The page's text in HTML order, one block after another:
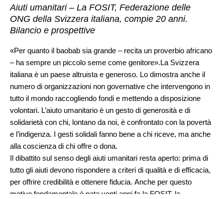
Aiuti umanitari – La FOSIT, Federazione delle
ONG della Svizzera italiana, compie 20 anni.
Bilancio e prospettive
«Per quanto il baobab sia grande – recita un proverbio africano
– ha sempre un piccolo seme come genitore».La Svizzera
italiana è un paese altruista e generoso. Lo dimostra anche il
numero di organizzazioni non governative che intervengono in
tutto il mondo raccogliendo fondi e mettendo a disposizione
volontari. L’aiuto umanitario è un gesto di generosità e di
solidarietà con chi, lontano da noi, è confrontato con la povertà
e l’indigenza. I gesti solidali fanno bene a chi riceve, ma anche
alla coscienza di chi offre o dona.
Il dibattito sul senso degli aiuti umanitari resta aperto: prima di
tutto gli aiuti devono rispondere a criteri di qualità e di efficacia,
per offrire credibilità e ottenere fiducia. Anche per questo
motivo fondamentale è nata venti anni fa la FOSIT, la